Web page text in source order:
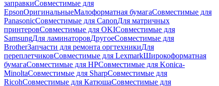
заправкиСовместимые для
EpsonОригинальныеМалоформатная бумагаСовместимые для
PanasonicСовместимые для CanonДля матричных
принтеровСовместимые для OKIСовместимые для
SamsungДля ламинаторовДругоеСовместимые для
BrotherЗапчасти для ремонта оргтехникиДля
переплетчиковСовместимые для LexmarkШирокоформатная
бумагаСовместимые для HPСовместимые для Konica-
MinoltaСовместимые для SharpСовместимые для
RicohСовместимые для КатюшаСовместимые для